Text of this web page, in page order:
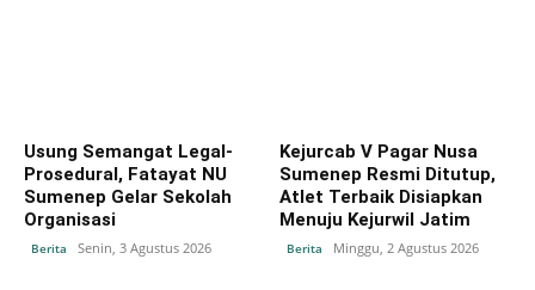
Usung Semangat Legal-
Prosedural, Fatayat NU
Sumenep Gelar Sekolah
Organisasi
Berita Senin, 3 Agustus 2026
Kejurcab V Pagar Nusa
Sumenep Resmi Ditutup,
Atlet Terbaik Disiapkan
Menuju Kejurwil Jatim
Berita Minggu, 2 Agustus 2026